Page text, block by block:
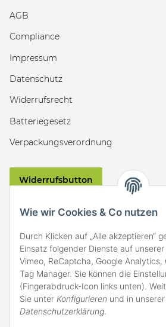
Wie wir Cookies & Co nutzen
Durch Klicken auf „Alle akzeptieren“
Einsatz folgender Dienste auf unserer
Vimeo, ReCaptcha, Google Analytics,
Tag Manager. Sie können die
(Fingerabdruck-Icon links unten).
Sie unter Konfigurieren und in unserer
Datenschutzerklärung.
AGB
Compliance
Impressum
Datenschutz
Widerrufsrecht
Batteriegesetz
Verpackungsverordnung
Widerrufsbutton
ZAHLARTEN